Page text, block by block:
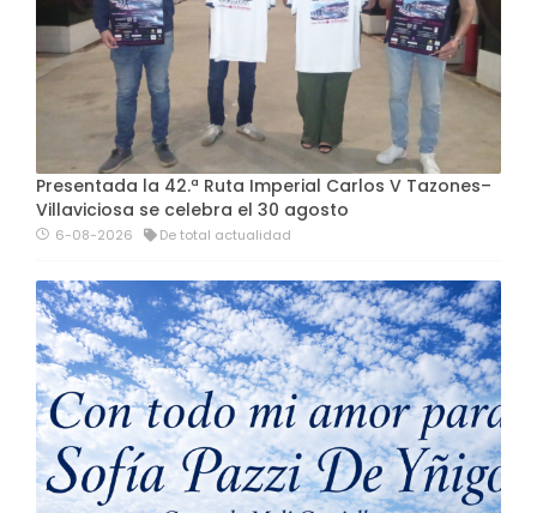
Presentada la 42.ª Ruta Imperial Carlos V Tazones–
Villaviciosa se celebra el 30 agosto
6-08-2026 De total actualidad